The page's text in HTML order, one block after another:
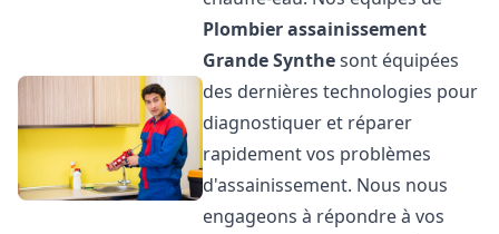
Plombier assainissement
Grande Synthesont équipées
des dernières technologies pour
diagnostiquer et réparer
rapidement vos problèmes
d'assainissement. Nous nous
engageons à répondre à vos